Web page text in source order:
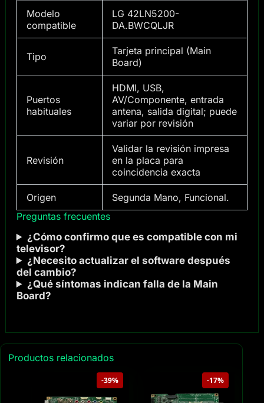
Modelo
compatible
LG 42LN5200-
DA.BWCQLJR
Tipo
Tarjeta principal (Main
Board)
Puertos
habituales
HDMI, USB,
AV/Componente, entrada
antena, salida digital; puede
variar por revisión
Revisión
Validar la revisión impresa
en la placa para
coincidencia exacta
Origen
Segunda Mano, Funcional.
Preguntas frecuentes
¿Cómo confirmo que es compatible con mi
televisor?
¿Necesito actualizar el software después
del cambio?
¿Qué síntomas indican falla de la Main
Board?
Productos relacionados
-39% -17%